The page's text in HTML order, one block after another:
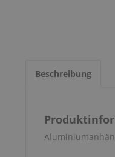
Beschreibung